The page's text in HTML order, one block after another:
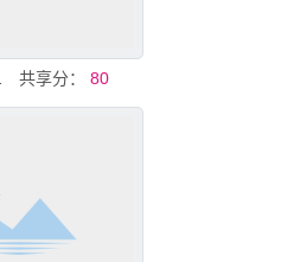
共享分： 80